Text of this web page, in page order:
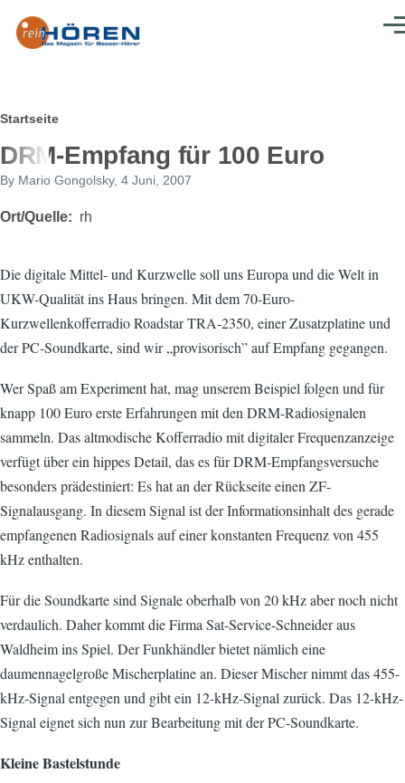
Pfadnavigation
Startseite
DRM-Empfang für 100 Euro
By Mario Gongolsky, 4 Juni, 2007
Ort/Quelle rh
Die digitale Mittel- und Kurzwelle soll uns Europa und die Welt in
UKW-Qualität ins Haus bringen. Mit dem 70-Euro-
Kurzwellenkofferradio Roadstar TRA-2350, einer Zusatzplatine und
der PC-Soundkarte, sind wir „provisorisch” auf Empfang gegangen.
Wer Spaß am Experiment hat, mag unserem Beispiel folgen und für
knapp 100 Euro erste Erfahrungen mit den DRM-Radiosignalen
sammeln. Das altmodische Kofferradio mit digitaler Frequenzanzeige
verfügt über ein hippes Detail, das es für DRM-Empfangsversuche
besonders prädestiniert: Es hat an der Rückseite einen ZF-
Signalausgang. In diesem Signal ist der Informationsinhalt des gerade
empfangenen Radiosignals auf einer konstanten Frequenz von 455
kHz enthalten.
Für die Soundkarte sind Signale oberhalb von 20 kHz aber noch nicht
verdaulich. Daher kommt die Firma Sat-Service-Schneider aus
Waldheim ins Spiel. Der Funkhändler bietet nämlich eine
daumennagelgroße Mischerplatine an. Dieser Mischer nimmt das 455-
kHz-Signal entgegen und gibt ein 12-kHz-Signal zurück. Das 12-kHz-
Signal eignet sich nun zur Bearbeitung mit der PC-Soundkarte.
Kleine Bastelstunde